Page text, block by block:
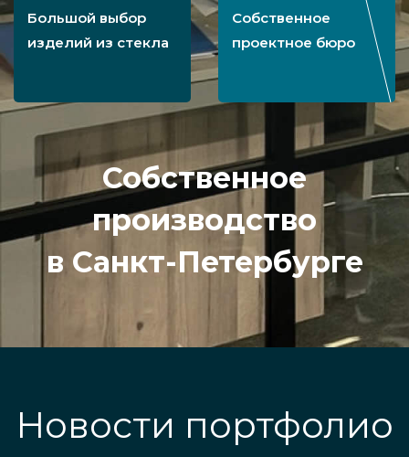
Большой выбор
изделий из стекла
Собственное
проектное бюро
Собственное
производство
в Санкт-Петербурге
Новости портфолио